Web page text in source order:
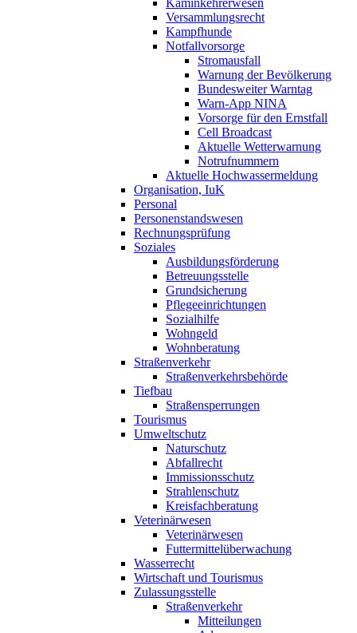
Kaminkehrerwesen
Versammlungsrecht
Kampfhunde
Notfallvorsorge
Stromausfall
Warnung der Bevölkerung
Bundesweiter Warntag
Warn-App NINA
Vorsorge für den Ernstfall
Cell Broadcast
Aktuelle Wetterwarnung
Notrufnummern
Aktuelle Hochwassermeldung
Organisation, IuK
Personal
Personenstandswesen
Rechnungsprüfung
Soziales
Ausbildungsförderung
Betreuungsstelle
Grundsicherung
Pflegeeinrichtungen
Sozialhilfe
Wohngeld
Wohnberatung
Straßenverkehr
Straßenverkehrsbehörde
Tiefbau
Straßensperrungen
Tourismus
Umweltschutz
Naturschutz
Abfallrecht
Immissionsschutz
Strahlenschutz
Kreisfachberatung
Veterinärwesen
Veterinärwesen
Futtermittelüberwachung
Wasserrecht
Wirtschaft und Tourismus
Zulassungsstelle
Straßenverkehr
Mitteilungen